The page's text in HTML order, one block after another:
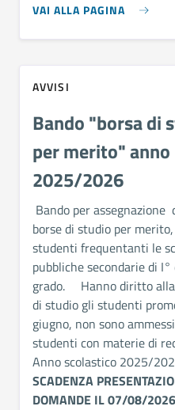
VAI ALLA PAGINA
AVVISI
Bando "borsa di
per merito" anno
2025/2026
Bando per assegnazione
borse di studio per
studenti frequentanti le
pubbliche secondarie di I°
grado. Hanno diritto
di studio gli studenti
giugno, non sono
studenti con materie di
Anno scolastico 2025/
SCADENZA
DOMANDE IL 07/08/